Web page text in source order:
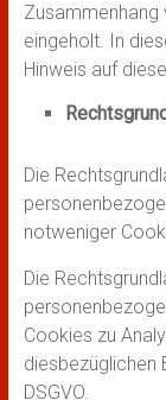
Zusammenhang
eingeholt. In
Hinweis auf
Die
notweniger
Die
Cookies zu
diesbezüglichen
DSGVO.